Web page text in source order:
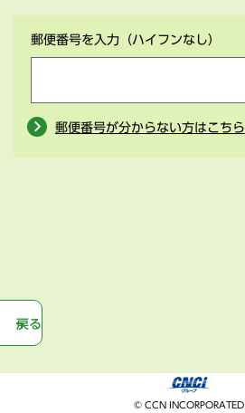
郵便番号を入力 （ハイフンなし）
郵便番号が分からない方はこちら
戻る
© CCN INCORPORATED